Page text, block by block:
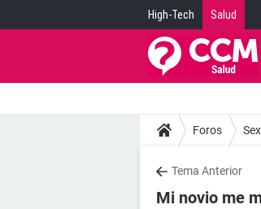
High-Tech Salud
Foros
Tema Anterior
Mi novio me